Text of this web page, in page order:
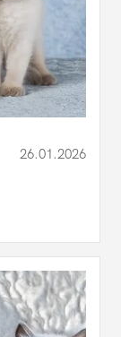
26.01.2026